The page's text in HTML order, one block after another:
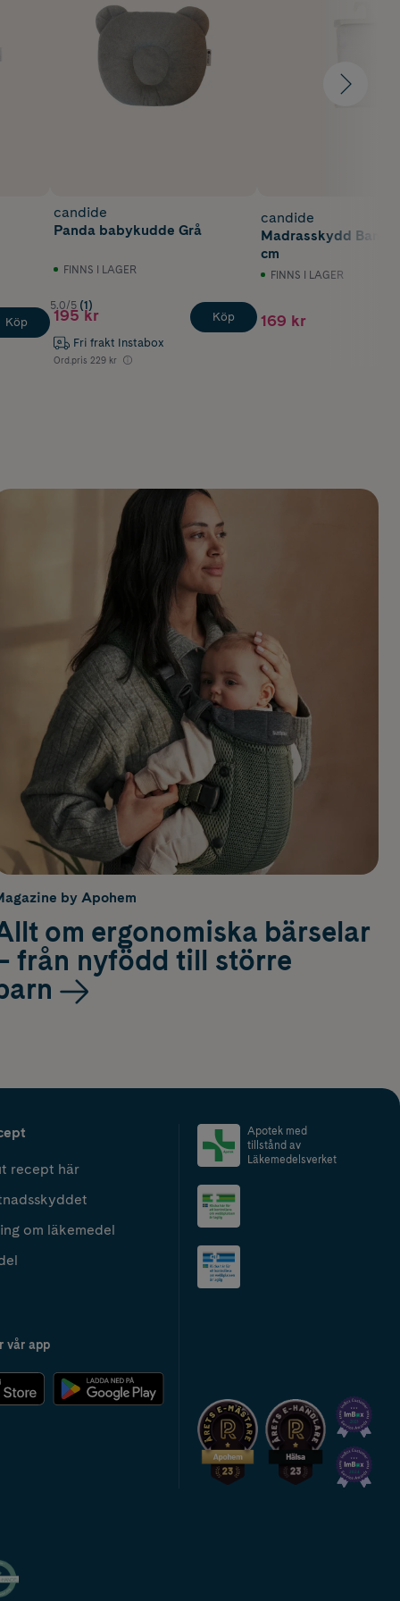
Köp
candide
Panda babykudde Grå
FINNS I LAGER
5.0/5 (1)
195 kr
Fri frakt Instabox
Ord.pris 229 kr
Köp
candide
Madrasskydd
cm
FINNS I LAGER
169 kr
by Apohem
om ergonomiska bärselar
från nyfödd till större
recept här
om läkemedel
vår app
Apotek med
tillstånd av
Läkemedelsverket
2024